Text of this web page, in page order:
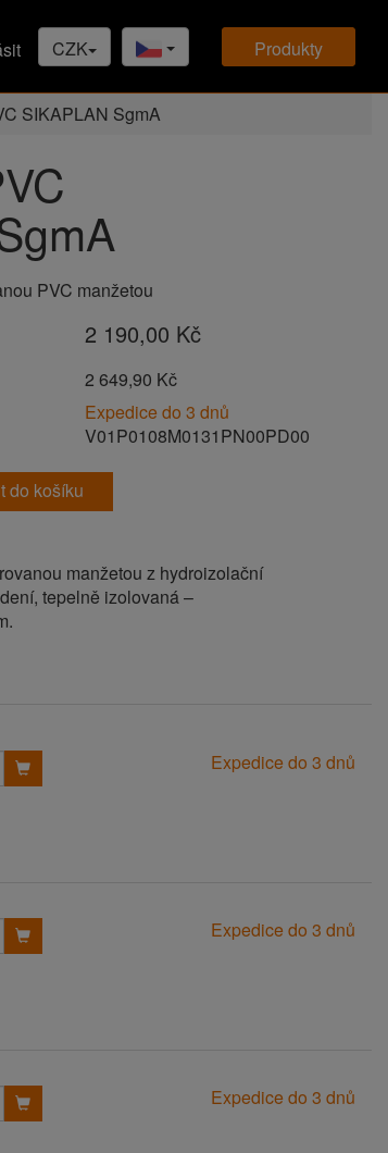
produkty
CZK
SIKAPLAN SgmA
PVC manžetou
2 190,00 Kč
2 649,90 Kč
Expedice do 3 dnů
V01P0108M0131PN00PD00
do košíku
manžetou z hydroizolační
tepelně izolovaná –
Expedice do 3 dnů
Expedice do 3 dnů
Expedice do 3 dnů